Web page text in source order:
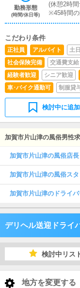
勤務形態
(時間/休日等)
(休憩2時
※45時間の
す。②朝
こだわり条件
正社員 アルバイト 土
社会保険完備
交通費支給
経験者歓迎
シニア歓迎
車･バイク通勤可
制服貸
検討中に追加
加賀市片山津の風俗男性
加賀市片山津の風俗店
加賀市片山津の風俗ス
加賀市片山津のドライ
デリヘル送迎ドライ
石川県
検討中リス
地方を変更する